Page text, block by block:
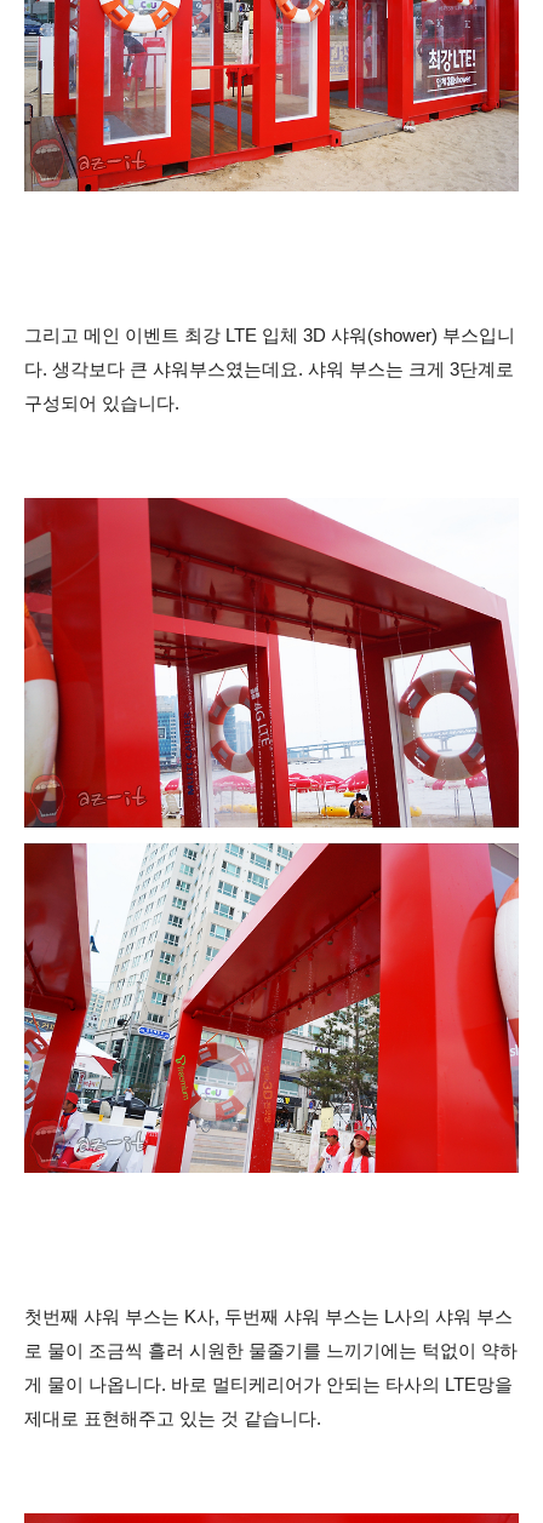
그리고 메인 이벤트 최강 LTE 입체 3D 샤워(shower) 부스입니
다. 생각보다 큰 샤워부스였는데요. 샤워 부스는 크게 3단계로
구성되어 있습니다.
첫번째 샤워 부스는 K사, 두번째 샤워 부스는 L사의 샤워 부스
로 물이 조금씩 흘러 시원한 물줄기를 느끼기에는 턱없이 약하
게 물이 나옵니다. 바로 멀티케리어가 안되는 타사의 LTE망을
제대로 표현해주고 있는 것 같습니다.